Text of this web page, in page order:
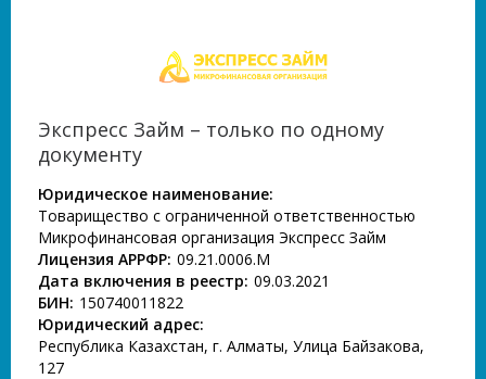
Экспресс Займ – только по одному
документу
Юридическое наименование:
Товарищество с ограниченной ответственностью
Микрофинансовая организация Экспресс Займ
Лицензия АРРФР: 09.21.0006.М
Дата включения в реестр: 09.03.2021
БИН: 150740011822
Юридический адрес:
Республика Казахстан, г. Алматы, Улица Байзакова,
127